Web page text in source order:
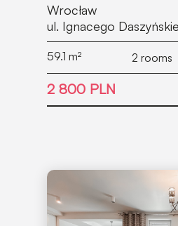
Wrocław
ul. Ignacego
59.1 m² 2 rooms
2 800 PLN